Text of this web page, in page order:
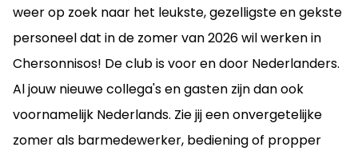
weer op zoek naar het leukste, gezelligste en gekste
personeel dat in de zomer van 2026 wil werken in
Chersonnisos! De club is voor en door Nederlanders.
Al jouw nieuwe collega's en gasten zijn dan ook
voornamelijk Nederlands. Zie jij een onvergetelijke
zomer als barmedewerker, bediening of propper